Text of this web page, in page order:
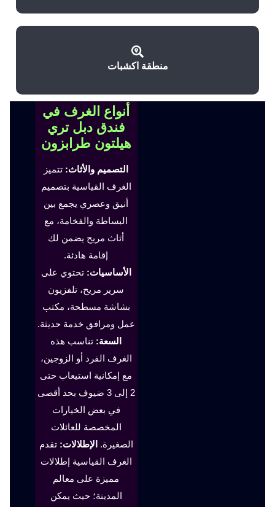
منطقة اكشبات
أنواع الغرف في
فندق دبل تري
هيلتون طرابزون
التصميم والأثاث: تتميز
الغرف القياسية بتصميم
أنيق وعصري يجمع بين
البساطة والفخامة، مع
أثاث مريح يضمن لك
إقامة هادئة.
الأساسيات: تحتوي على
سرير مريح، تلفزيون
بشاشة مسطحة، مكتب
عمل ومرافق خدمة حديثة.
السعة: تناسب هذه
الغرف الفرد أو الزوجين،
مع إمكانية استيعاب حتى
2 إلى 3 ضيوف بحد أقصى
في بعض الخيارات
المخصصة للعائلات
الصغيرة. الإطلالات: تقدم
الغرف القياسية إطلالات
مميزة على معالم
المدينة؛ حيث يمكن